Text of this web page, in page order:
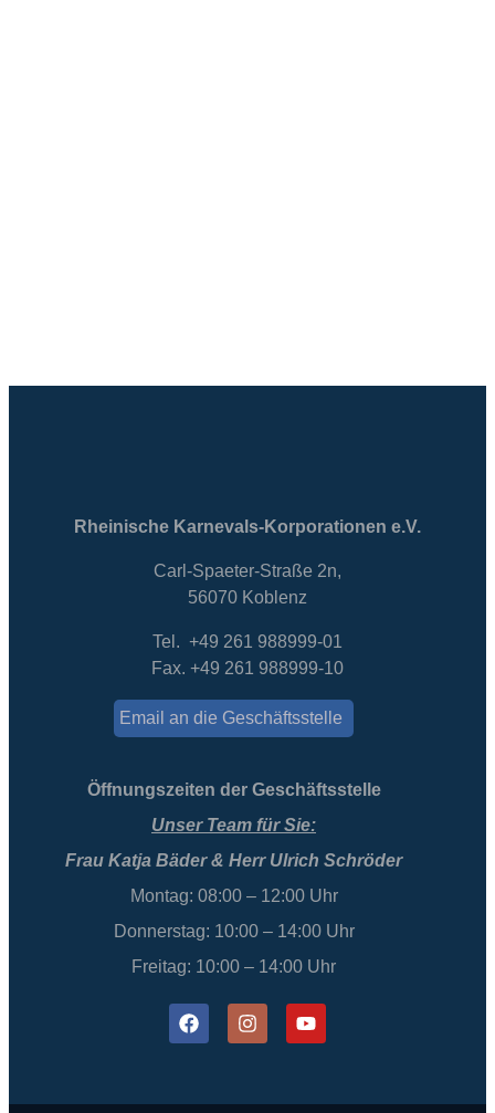
Rheinische Karnevals-Korporationen e.V.
Carl-Spaeter-Straße 2n,
56070 Koblenz
Tel. +49 261 988999-01
Fax. +49 261 988999-10
Email an die Geschäftsstelle
Öffnungszeiten der Geschäftsstelle
Unser Team für Sie:
Frau Katja Bäder & Herr Ulrich Schröder
Montag: 08:00 – 12:00 Uhr
Donnerstag: 10:00 – 14:00 Uhr
Freitag: 10:00 – 14:00 Uhr